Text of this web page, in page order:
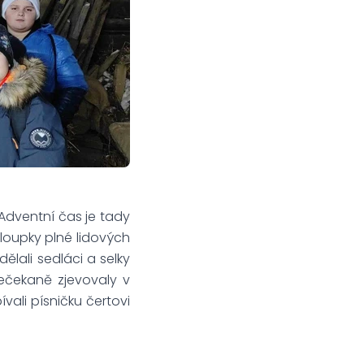
čas je tady
plné lidových
sedláci a selky
zjevovaly v
písničku čertovi